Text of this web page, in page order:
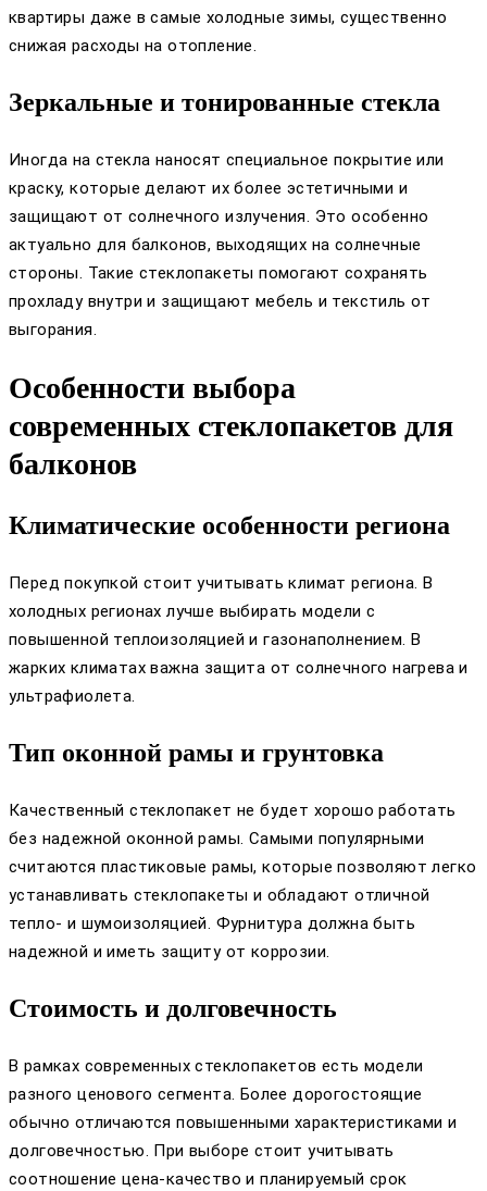
квартиры даже в самые холодные зимы, существенно
снижая расходы на отопление.
Зеркальные и тонированные стекла
Иногда на стекла наносят специальное покрытие или
краску, которые делают их более эстетичными и
защищают от солнечного излучения. Это особенно
актуально для балконов, выходящих на солнечные
стороны. Такие стеклопакеты помогают сохранять
прохладу внутри и защищают мебель и текстиль от
выгорания.
Особенности выбора
современных стеклопакетов для
балконов
Климатические особенности региона
Перед покупкой стоит учитывать климат региона. В
холодных регионах лучше выбирать модели с
повышенной теплоизоляцией и газонаполнением. В
жарких климатах важна защита от солнечного нагрева и
ультрафиолета.
Тип оконной рамы и грунтовка
Качественный стеклопакет не будет хорошо работать
без надежной оконной рамы. Самыми популярными
считаются пластиковые рамы, которые позволяют легко
устанавливать стеклопакеты и обладают отличной
тепло- и шумоизоляцией. Фурнитура должна быть
надежной и иметь защиту от коррозии.
Стоимость и долговечность
В рамках современных стеклопакетов есть модели
разного ценового сегмента. Более дорогостоящие
обычно отличаются повышенными характеристиками и
долговечностью. При выборе стоит учитывать
соотношение цена-качество и планируемый срок